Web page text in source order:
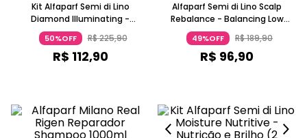
Kit Alfaparf Semi di Lino
Diamond Illuminating -
Luminosidade Profissional (2
produtos)
50%OFF R$225,90
R$ 112,90
Alfaparf Semi di Lino Scalp
Rebalance - Balancing Low
Shampoo 250ml
49%OFF R$189,90
R$ 96,90